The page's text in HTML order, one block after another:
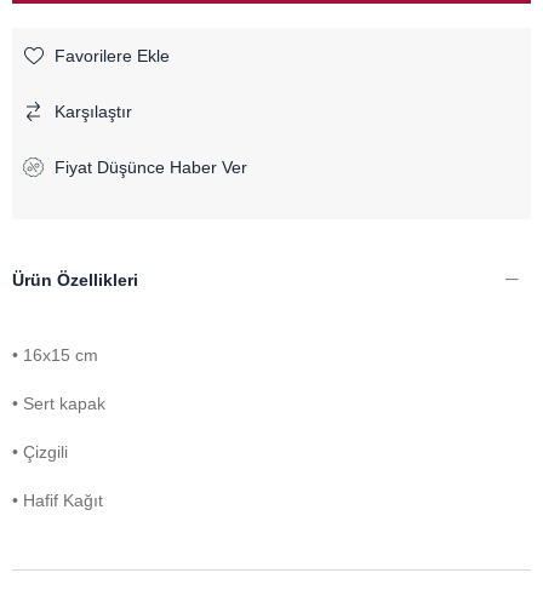
Favorilere Ekle
Karşılaştır
Fiyat Düşünce Haber Ver
Ürün Özellikleri
• 16x15 cm
• Sert kapak
• Çizgili
• Hafif Kağıt